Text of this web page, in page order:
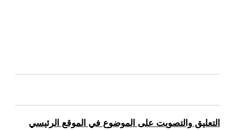
التعليق والتصويت على الموضوع في الموقع الرئيسي